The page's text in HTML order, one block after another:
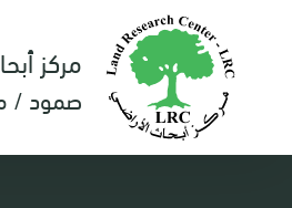
مركز
صمود /